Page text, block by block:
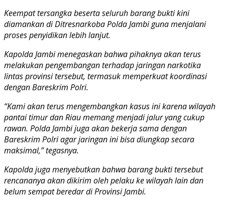
Keempat tersangka beserta seluruh barang bukti kini
diamankan di Ditresnarkoba Polda Jambi guna menjalani
proses penyidikan lebih lanjut.
Kapolda Jambi menegaskan bahwa pihaknya akan terus
melakukan pengembangan terhadap jaringan narkotika
lintas provinsi tersebut, termasuk memperkuat koordinasi
dengan Bareskrim Polri.
“Kami akan terus mengembangkan kasus ini karena wilayah
pantai timur dan Riau memang menjadi jalur yang cukup
rawan. Polda Jambi juga akan bekerja sama dengan
Bareskrim Polri agar jaringan ini bisa diungkap secara
maksimal,” tegasnya.
Kapolda juga menyebutkan bahwa barang bukti tersebut
rencananya akan dikirim oleh pelaku ke wilayah lain dan
belum sempat beredar di Provinsi Jambi.